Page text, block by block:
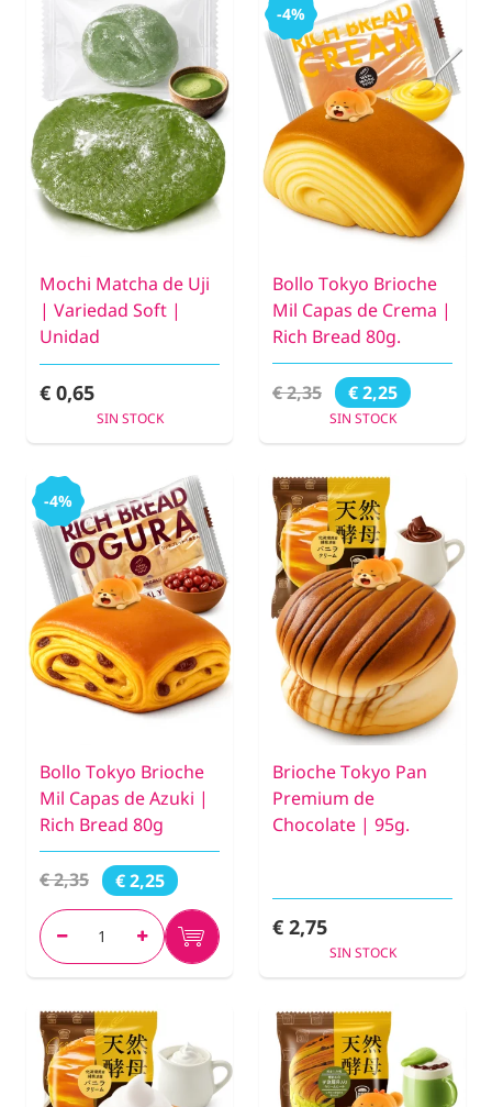
Mochi Matcha de Uji
| Variedad Soft |
Unidad
€ 0,65
SIN STOCK
-4%
Bollo Tokyo Brioche
Mil Capas de Crema |
Rich Bread 80g.
€ 2,35 € 2,25
SIN STOCK
-4%
Bollo Tokyo Brioche
Mil Capas de Azuki |
Rich Bread 80g
€ 2,35 € 2,25
Brioche Tokyo Pan
Premium de
Chocolate | 95g.
€ 2,75
SIN STOCK